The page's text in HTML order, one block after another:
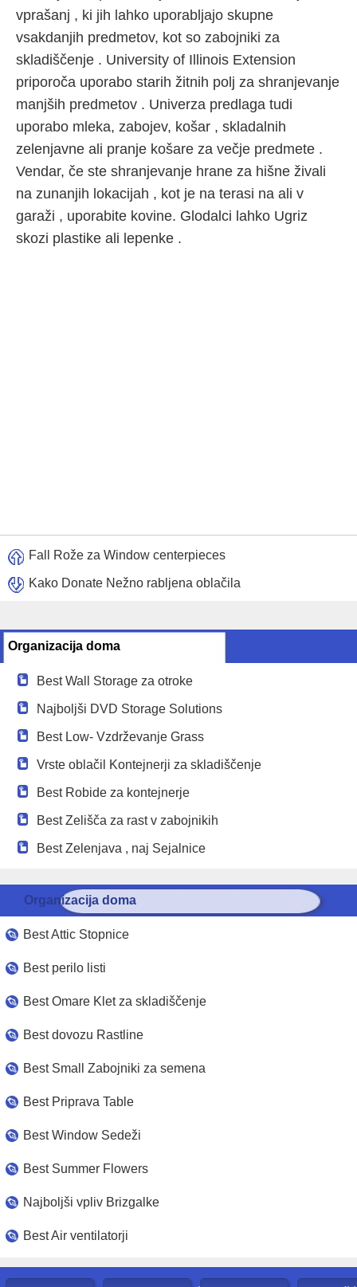
vprašanj , ki jih lahko uporabljajo skupne
vsakdanjih predmetov, kot so zabojniki za
skladiščenje . University of Illinois Extension
priporoča uporabo starih žitnih polj za shranjevanje
manjših predmetov . Univerza predlaga tudi
uporabo mleka, zabojev, košar , skladalnih
zelenjavne ali pranje košare za večje predmete .
Vendar, če ste shranjevanje hrane za hišne živali
na zunanjih lokacijah , kot je na terasi na ali v
garaži , uporabite kovine. Glodalci lahko Ugriz
skozi plastike ali lepenke .
Fall Rože za Window centerpieces
Kako Donate Nežno rabljena oblačila
Organizacija doma
Best Wall Storage za otroke
Najboljši DVD Storage Solutions
Best Low- Vzdrževanje Grass
Vrste oblačil Kontejnerji za skladiščenje
Best Robide za kontejnerje
Best Zelišča za rast v zabojnikih
Best Zelenjava , naj Sejalnice
Organizacija doma
Best Attic Stopnice
Best perilo listi
Best Omare Klet za skladiščenje
Best dovozu Rastline
Best Small Zabojniki za semena
Best Priprava Table
Best Window Sedeži
Best Summer Flowers
Najboljši vpliv Brizgalke
Best Air ventilatorji